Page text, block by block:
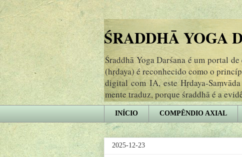
ŚRADDHĀ YOGA
Śraddhā Yoga Darśana é um portal
(hṛdaya) é reconhecido como o
digital com IA, este Hṛdaya-
mente traduz, porque śraddhā é a
INÍCIO COMPÊNDIO AXIAL
2025-12-23